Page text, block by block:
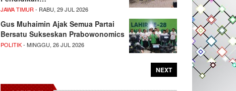
JAWA TIMUR - RABU, 29 JUL 2026
Gus Muhaimin Ajak Semua Partai
Bersatu Sukseskan Prabowonomics
POLITIK- MINGGU, 26 JUL 2026
NEXT